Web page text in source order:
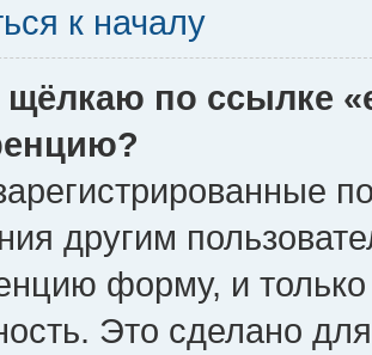
к началу
щёлкаю по ссылке
другим
форму, и
Это сделано